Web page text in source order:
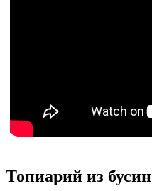
Топиарий из бусин